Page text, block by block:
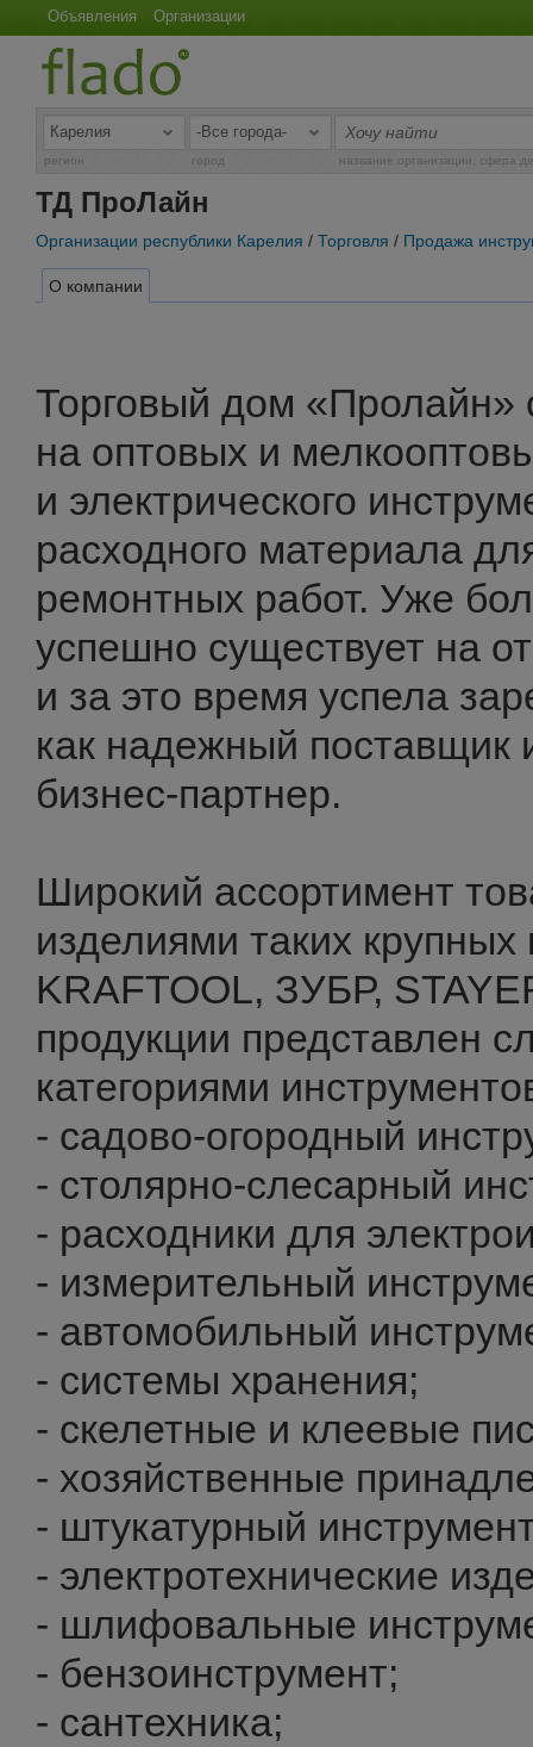
Объявления Организации
регион город название организации, сфера
ТД ПроЛайн
Организации республики Карелия / Торговля / Продажа
О компании
Торговый дом «Пролайн»
на оптовых и
и электрического
расходного материала
ремонтных работ. Уже
успешно существует на
и за это время успела
как надежный поставщик
бизнес-партнер.
Широкий ассортимент
изделиями таких крупных
KRAFTOOL, ЗУБР,
продукции представлен
категориями
- садово-огородный
- столярно-слесарный
- расходники для
- измерительный
- автомобильный
- системы хранения;
- скелетные и клеевые
- хозяйственные
- штукатурный
- электротехнические
- шлифовальные
- бензоинструмент;
- сантехника;